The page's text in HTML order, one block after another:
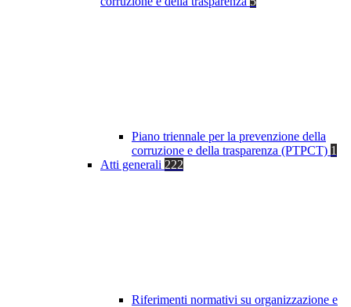
Piano triennale per la prevenzione della
corruzione e della trasparenza (PTPCT) 1
Atti generali 222
Riferimenti normativi su organizzazione e